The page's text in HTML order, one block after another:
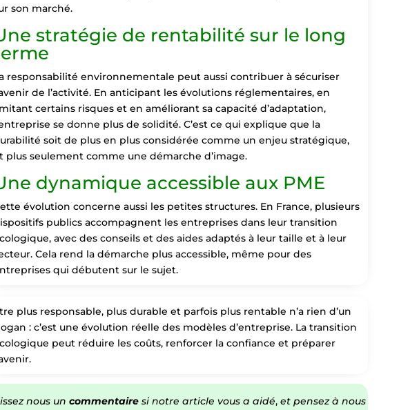
son marché.
stratégie de rentabilité sur le long
responsabilité environnementale peut aussi contribuer à sécuriser
de l’activité. En anticipant les évolutions réglementaires, en
certains risques et en améliorant sa capacité d’adaptation,
se donne plus de solidité. C’est ce qui explique que la
soit de plus en plus considérée comme un enjeu stratégique,
plus seulement comme une démarche d’image.
dynamique accessible aux PME
évolution concerne aussi les petites structures. En France, plusieurs
publics accompagnent les entreprises dans leur transition
avec des conseils et des aides adaptés à leur taille et à leur
Cela rend la démarche plus accessible, même pour des
qui débutent sur le sujet.
plus responsable, plus durable et parfois plus rentable n’a rien d’un
: c’est une évolution réelle des modèles d’entreprise. La transition
peut réduire les coûts, renforcer la confiance et préparer
nous uncommentaire si notre article vous a aidé,et pensez à nous